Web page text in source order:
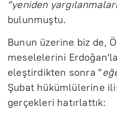
“yeniden
bulunmuştu.
Bunun üzerine biz de,
meselelerini
eleştirdikten sonra “
Şubat hükümlülerine
gerçekleri hatırlattık: